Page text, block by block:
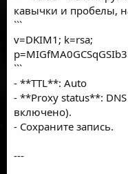
кавычки и пробелы,
```
v=DKIM1; k=rsa;
```
- **TTL**: Auto
- **Proxy status**:
включено).
- Сохраните запись.
---